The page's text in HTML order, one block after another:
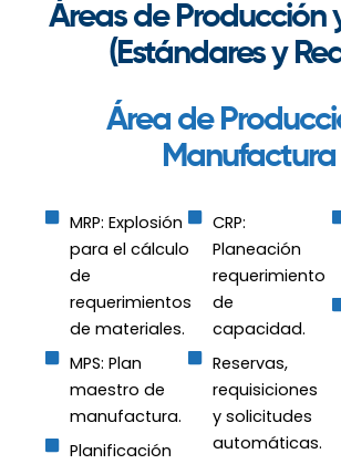
Áreas de Producción
(Estándares y
Área de
Manufactura
MRP: Explosión
para el cálculo
de
requerimientos
de materiales.
MPS: Plan
maestro de
manufactura.
Planificación
CRP:
Planeación
requerimiento
de
capacidad.
Reservas,
requisiciones
y solicitudes
automáticas.